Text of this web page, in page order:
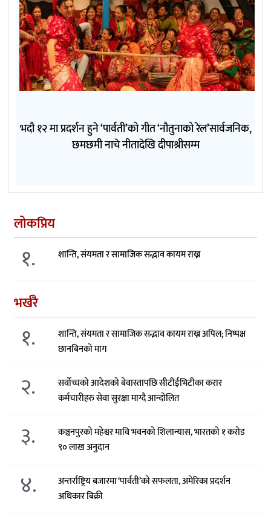
भदौ १२ मा प्रदर्शन हुने ‘पार्वती’को गीत ‘नौतुनाको रेल’सार्वजनिक,
छमछमी नाचे नीतादेखि दीपाश्रीसम्म
लोकप्रिय
१. शान्ति, संयमता र सामाजिक सद्भाव कायम राख्न
भर्खरै
१.
शान्ति, संयमता र सामाजिक सद्भाव कायम राख्न अपिल; निष्पक्ष
छानबिनको माग
२.
सर्वोच्चको आदेशको बेवास्तापछि सीटीईभिटीका करार
कर्मचारीहरु सेवा सुरक्षा माग्दै आन्दोलित
३.
कञ्चनपुरको महेश्वर मावि भवनको शिलान्यास, भारतको १ करोड
९० लाख अनुदान
४.
अन्तर्राष्ट्रिय बजारमा ‘पार्वती’को सफलता, अमेरिका प्रदर्शन
अधिकार बिक्री